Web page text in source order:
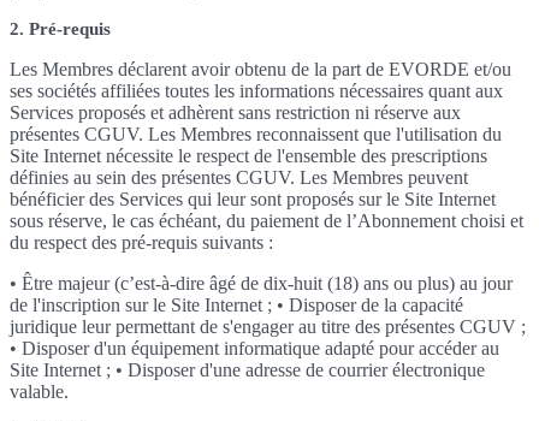
2. Pré-requis
Les Membres déclarent avoir obtenu de la part de EVORDE et/ou
ses sociétés affiliées toutes les informations nécessaires quant aux
Services proposés et adhèrent sans restriction ni réserve aux
présentes CGUV. Les Membres reconnaissent que l'utilisation du
Site Internet nécessite le respect de l'ensemble des prescriptions
définies au sein des présentes CGUV. Les Membres peuvent
bénéficier des Services qui leur sont proposés sur le Site Internet
sous réserve, le cas échéant, du paiement de l’Abonnement choisi et
du respect des pré-requis suivants :
• Être majeur (c’est-à-dire âgé de dix-huit (18) ans ou plus) au jour
de l'inscription sur le Site Internet ; • Disposer de la capacité
juridique leur permettant de s'engager au titre des présentes CGUV ;
• Disposer d'un équipement informatique adapté pour accéder au
Site Internet ; • Disposer d'une adresse de courrier électronique
valable.